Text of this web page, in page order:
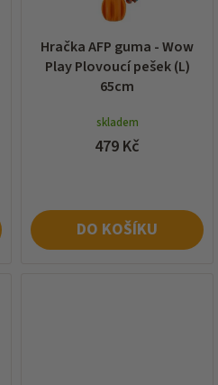
Hračka AFP guma - Wow
Play Plovoucí pešek (L)
65cm
skladem
479 Kč
DO KOŠÍKU